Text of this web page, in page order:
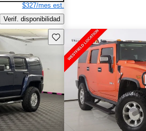
$327/mes est.
Verif. disponibilidad
Guarda este Aviso